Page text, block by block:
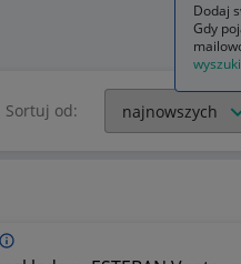
Sortuj od:
Dodaj
Gdy